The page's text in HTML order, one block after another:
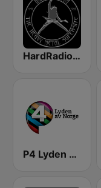
HardRadio.com
P4 Lyden av Norge